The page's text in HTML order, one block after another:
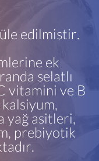
edilmiştir.
ek
şelatlı
vitamini ve B
yağ asitleri,
prebiyotik